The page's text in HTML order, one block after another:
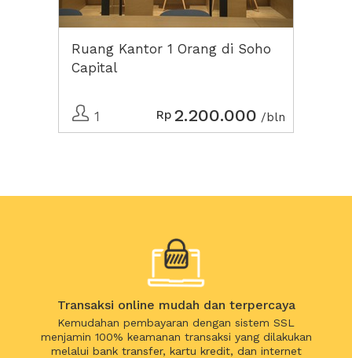
Ruang Kantor 1 Orang di Soho
Capital
1 Rp 2.200.000 /bln
Transaksi online mudah dan terpercaya
Kemudahan pembayaran dengan sistem SSL
menjamin 100% keamanan transaksi yang dilakukan
melalui bank transfer, kartu kredit, dan internet